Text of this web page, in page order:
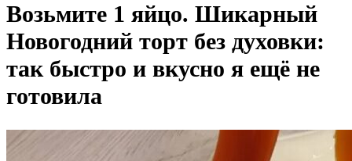
Возьмите 1 яйцо. Шикарный
Новогодний торт без духовки:
так быстро и вкусно я ещё не
готовила